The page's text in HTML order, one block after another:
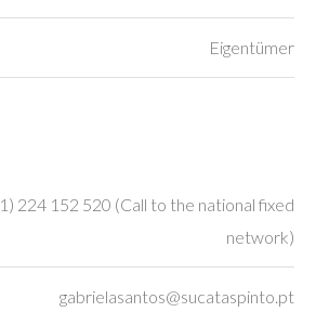
Eigentümer
224 152 520 (Call to the national fixed
network)
gabrielasantos@sucataspinto.pt